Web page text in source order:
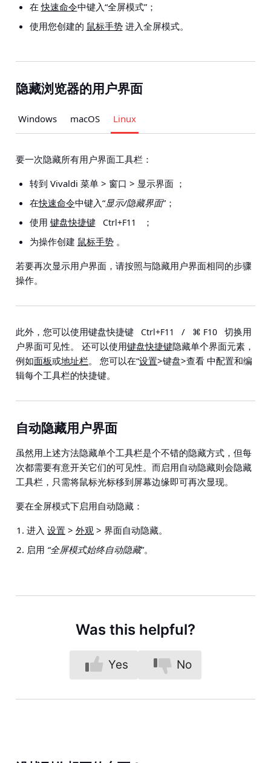
在快速命令中键入“全屏模式”；
使用您创建的 鼠标手势进入全屏模式。
隐藏浏览器的用户界面
Windows macOS Linux
要一次隐藏所有用户界面工具栏：
转到 Vivaldi 菜单 > 窗口 > 显示界面；
在快速命令中键入“显示/隐藏界面”；
使用 键盘快捷键 Ctrl+F11
；
为操作创建 鼠标手势。
若要再次显示用户界面，请按照与隐藏用户界面相同的步骤
操作。
此外，您可以使用键盘快捷键 Ctrl+F11 / ⌘ F10
切换用
户界面可见性。 还可以使用键盘快捷键隐藏单个界面元素，
例如面板或地址栏。 您可以在“设置>键盘>查看 中配置和编
辑每个工具栏的快捷键。
自动隐藏用户界面
虽然用上述方法隐藏单个工具栏是个不错的隐藏方式，但每
次都需要有意开关它们的可见性。而启用自动隐藏则会隐藏
工具栏，只需将鼠标光标移到屏幕边缘即可再次显现。
要在全屏模式下启用自动隐藏：
进入 设置 > 外观 > 界面自动隐藏。
启用 “全屏模式始终自动隐藏”。
Was this helpful?
Yes No